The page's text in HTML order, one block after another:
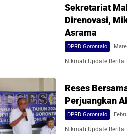
Sekretariat
Direnovasi,
Asrama
DPRD Gorontalo
Nikmati Update Berita
Reses
Perjuangkan
DPRD Gorontalo
Nikmati Update Berita